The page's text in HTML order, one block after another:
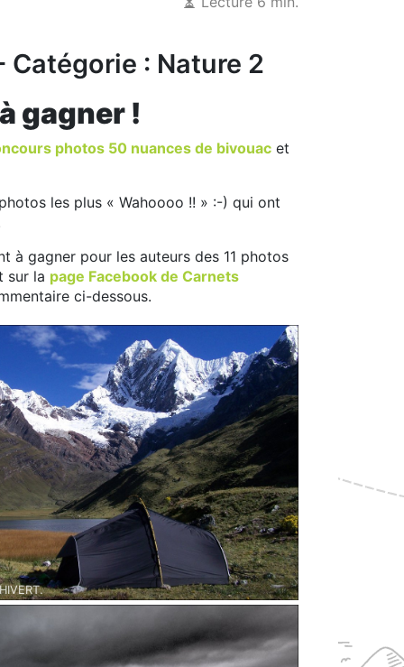
: Nature 2
gagner !
photos 50 nuances de bivouac et
les plus « Wahoooo !! » :-) qui ont
à gagner pour les auteurs des 11 photos
sur la page Facebook de Carnets
ci-dessous.
dans la Cordillère Blanche - Mai 2007